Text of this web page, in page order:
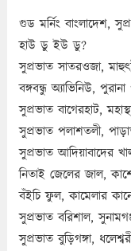
গুড মর্নিং বাংলাদেশ,
হাউ ডু ইউ ডু?
সুপ্রভাত সাতরওজা,
বঙ্গবন্ধু অ্যাভিনিউ,
সুপ্রভাত বাগেরহাট,
সুপ্রভাত পলাশতলী,
সুপ্রভাত আদিয়াবাদের
নিতাই জেলের জাল,
বঁইচি ফুল, কামেলার
সুপ্রভাত বরিশাল,
সুপ্রভাত বুড়িগঙ্গা,